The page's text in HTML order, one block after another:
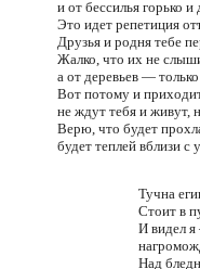
и от бессилья горько
Это идет репетиция
Друзья и родня тебе
Жалко, что их не
а от деревьев —
Вот потому и
не ждут тебя и живут,
Верю, что будет
будет теплей вблизи
Тучна
Стоит в
И видел
Над